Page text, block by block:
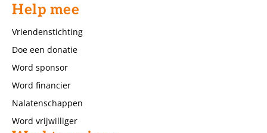
Help mee
Vriendenstichting
Doe een donatie
Word sponsor
Word financier
Nalatenschappen
Word vrijwilliger